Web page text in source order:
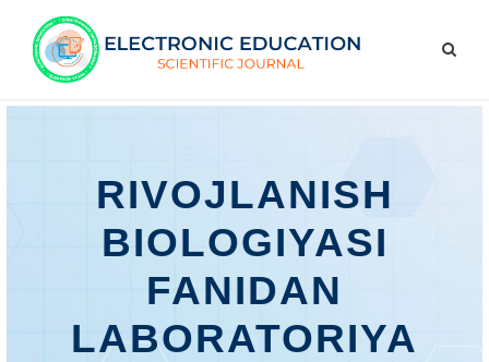
RIVOJLANISH
BIOLOGIYASI
FANIDAN
LABORATORIYA